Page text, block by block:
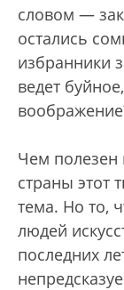
словом —
остались
избранники
ведет
Чем полезен
страны этот
тема. Но то,
людей
последних